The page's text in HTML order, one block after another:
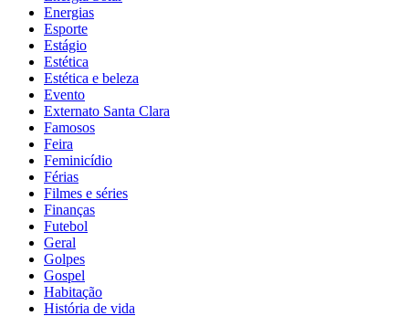
Energias
Esporte
Estágio
Estética
Estética e beleza
Evento
Externato Santa Clara
Famosos
Feira
Feminicídio
Férias
Filmes e séries
Finanças
Futebol
Geral
Golpes
Gospel
Habitação
História de vida